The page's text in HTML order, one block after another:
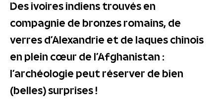
Des ivoires indiens trouvés en
compagnie de bronzes romains, de
verres d’Alexandrie et de laques chinois
en plein cœur de l’Afghanistan :
l’archéologie peut réserver de bien
(belles) surprises !